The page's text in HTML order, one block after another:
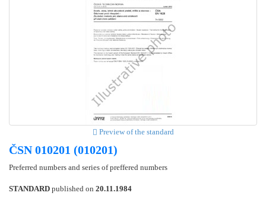
Preview of the standard
ČSN 010201 (010201)
Preferred numbers and series of preffered numbers
STANDARD published on 20.11.1984